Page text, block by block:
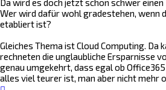
Da wird es doch jetzt schon schwer einen
Wer wird dafür wohl gradestehen, wenn
etabliert ist?
Gleiches Thema ist Cloud Computing. Da
rechneten die unglaubliche Ersparnisse
genau umgekehrt, dass egal ob
alles viel teurer ist, man aber nicht mehr